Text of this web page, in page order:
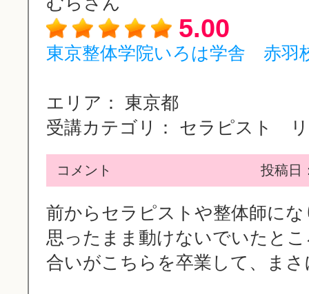
5.00
東京整体学院いろは学舎 赤羽
エリア：
東京都
受講カテゴリ：
セラピスト
コメント 投稿日
前からセラピストや整体師に
思ったまま動けないでいたと
合いがこちらを卒業して、まさ